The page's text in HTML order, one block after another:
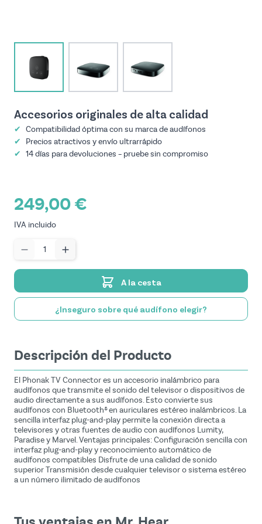
Accesorios originales de alta calidad
✔ Compatibilidad óptima con su marca de audífonos
✔
Precios atractivos y envío ultrarrápido
✔ 14 días para devoluciones – pruebe sin compromiso
249,00 €
IVA incluido
A la cesta
¿Inseguro sobre qué audífono elegir?
Descripción del Producto
El Phonak TV Connector es un accesorio inalámbrico para
audífonos que transmite el sonido del televisor o dispositivos de
audio directamente a sus audífonos. Esto convierte sus
audífonos con Bluetooth® en auriculares estéreo inalámbricos. La
sencilla interfaz plug-and-play permite la conexión directa a
televisores y otras fuentes de audio con audífonos Lumity,
Paradise y Marvel. Ventajas principales: Configuración sencilla con
interfaz plug-and-play y reconocimiento automático de
audífonos compatibles Disfrute de una calidad de sonido
superior Transmisión desde cualquier televisor o sistema estéreo
a un número ilimitado de audífonos